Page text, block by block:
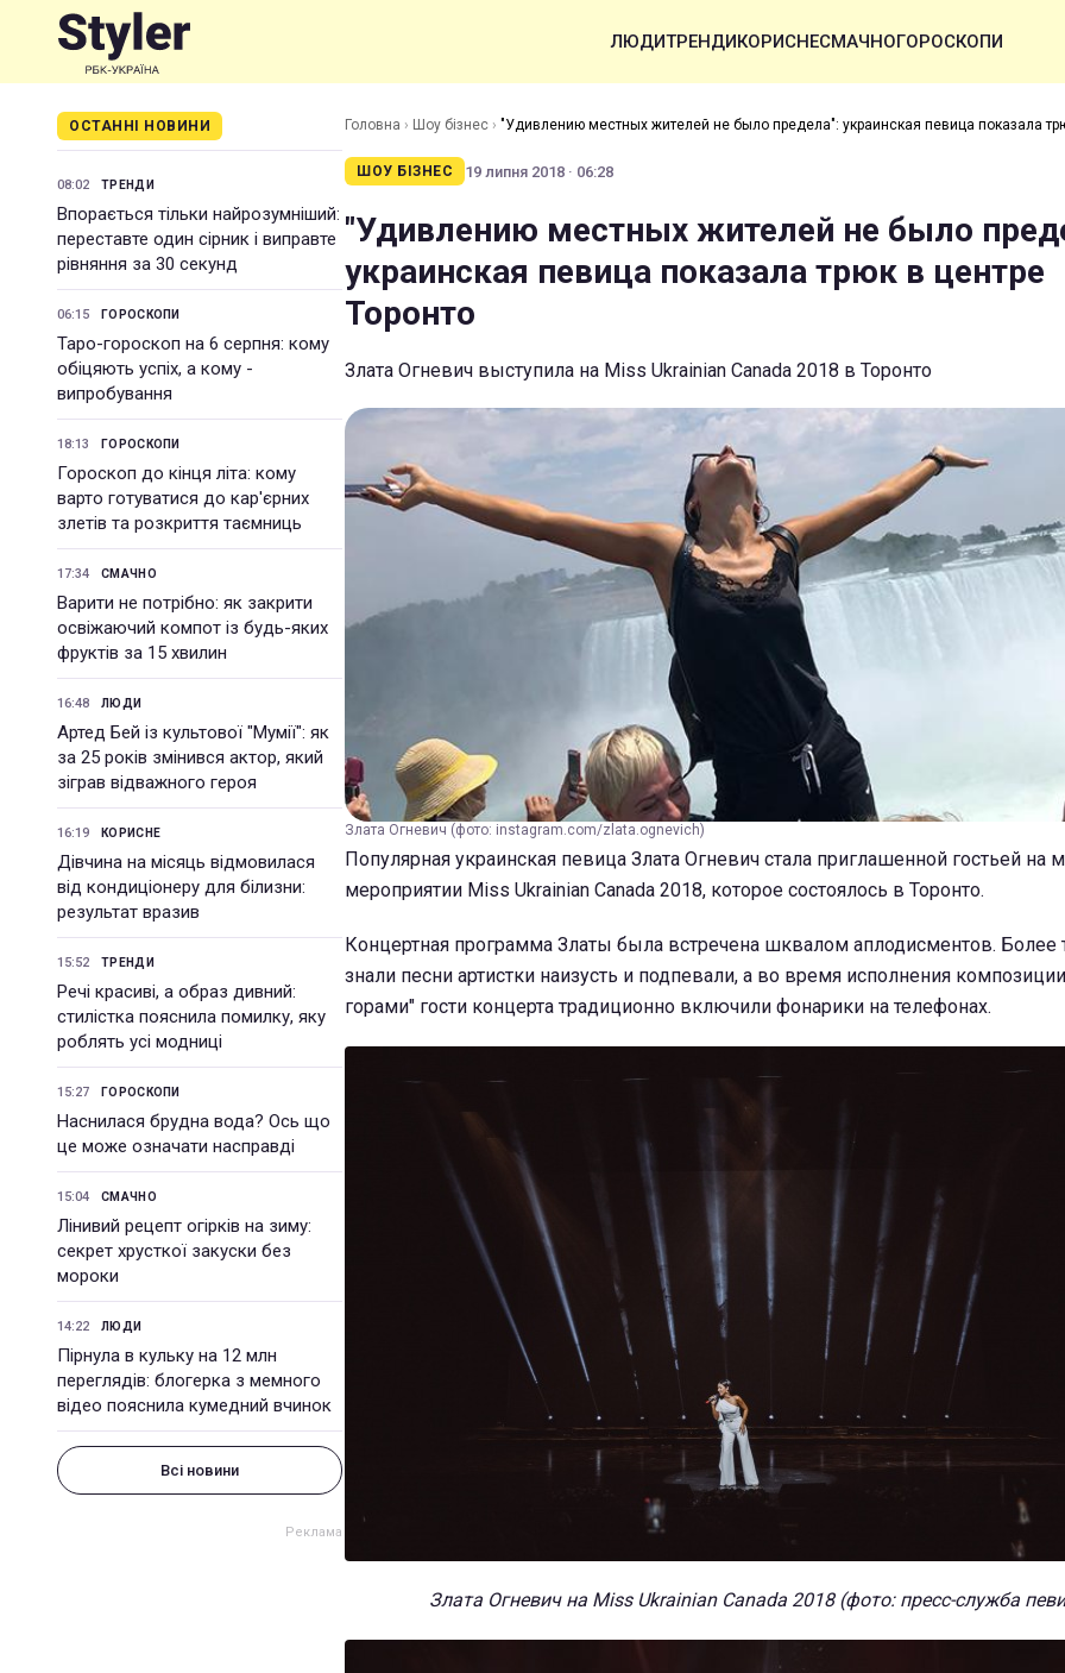
ЛЮДИТРЕНДИКОРИСНЕСМАЧНОГОРОСКОПИ
ОСТАННІ НОВИНИ
08:02 ТРЕНДИ
Впорається тільки найрозумніший:
переставте один сірник і виправте
рівняння за 30 секунд
06:15 ГОРОСКОПИ
Таро-гороскоп на 6 серпня: кому
обіцяють успіх, а кому -
випробування
18:13 ГОРОСКОПИ
Гороскоп до кінця літа: кому
варто готуватися до кар'єрних
злетів та розкриття таємниць
17:34 СМАЧНО
Варити не потрібно: як закрити
освіжаючий компот із будь-яких
фруктів за 15 хвилин
16:48 ЛЮДИ
Артед Бей із культової "Мумії": як
за 25 років змінився актор, який
зіграв відважного героя
16:19 КОРИСНЕ
Дівчина на місяць відмовилася
від кондиціонеру для білизни:
результат вразив
15:52 ТРЕНДИ
Речі красиві, а образ дивний:
стилістка пояснила помилку, яку
роблять усі модниці
15:27 ГОРОСКОПИ
Наснилася брудна вода? Ось що
це може означати насправді
15:04 СМАЧНО
Лінивий рецепт огірків на зиму:
секрет хрусткої закуски без
мороки
14:22 ЛЮДИ
Пірнула в кульку на 12 млн
переглядів: блогерка з мемного
відео пояснила кумедний вчинок
Всі новини
Головна › Шоу бізнес › "Удивлению местных жителей не было предела": украинская певица показала
ШОУ БІЗНЕС
19 липня 2018 · 06:28
"Удивлению местных жителей не было
украинская певица показала трюк в центре
Торонто
Злата Огневич выступила на Miss Ukrainian Canada 2018 в Торонто
Злата Огневич (фото: instagram.com/zlata.ognevich)
Популярная украинская певица Злата Огневич стала приглашенной гостьей на
мероприятии Miss Ukrainian Canada 2018, которое состоялось в Торонто.
Концертная программа Златы была встречена шквалом аплодисментов. Более
знали песни артистки наизусть и подпевали, а во время исполнения
горами" гости концерта традиционно включили фонарики на телефонах.
Злата Огневич на Miss Ukrainian Canada 2018 (фото: пресс-служба